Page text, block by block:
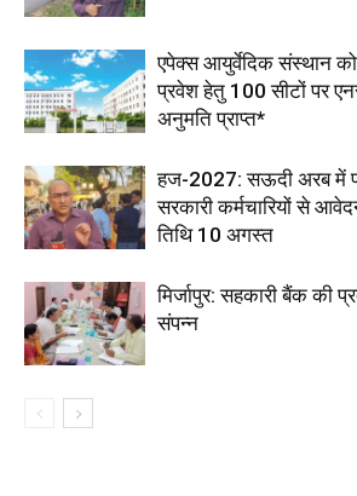
एपेक्स आयुर्वेदिक संस्थान
प्रवेश हेतु 100 सीटों पर
अनुमति प्राप्त*
हज-2027: सऊदी अरब में
सरकारी कर्मचारियों से
तिथि 10 अगस्त
मिर्जापुर: सहकारी बैंक की
संपन्न